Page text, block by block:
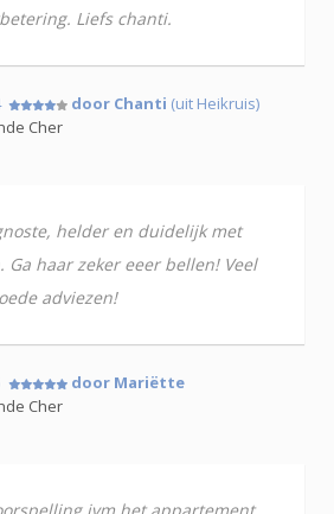
Liefs chanti.
door Chanti (uit Heikruis)
Cher
helder en duidelijk met
haar zeker eeer bellen! Veel
adviezen!
door Mariëtte
Cher